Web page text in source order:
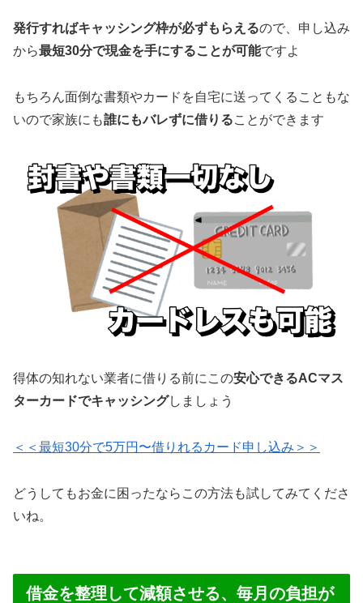
発行すればキャッシング枠が必ずもらえるので、申し込み
から最短30分で現金を手にすることが可能ですよ
もちろん面倒な書類やカードを自宅に送ってくることもな
いので家族にも誰にもバレずに借りることができます
得体の知れない業者に借りる前にこの安心できるACマス
ターカードでキャッシングしましょう
＜＜最短30分で5万円〜借りれるカード申し込み＞＞
どうしてもお金に困ったならこの方法も試してみてくださ
いね。
借金を整理して減額させる、毎月の負担が